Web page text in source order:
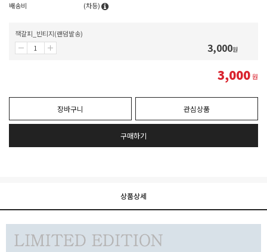
배송비
(차등)
책갈피_빈티지(랜덤발송)
3,000원
3,000원
장바구니 관심상품
구매하기
상품상세